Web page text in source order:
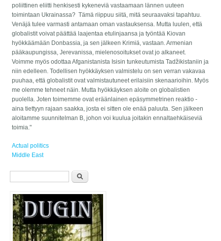
poliittinen eliitti henkisesti kykeneviä vastaamaan lännen uuteen
toimintaan Ukrainassa? Tämä riippuu siitä, mitä seuraavaksi tapahtuu.
Venäjä tulee varmasti antamaan oman vastauksensa. Mutta luulen, että
globalistit voivat päättää laajentaa etulinjaansa ja työntää Kiovan
hyökkäämään Donbassia, ja sen jälkeen Krimiä, vastaan. Armenian
pääkaupungissa, Jerevanissa, mielenosoitukset ovat jo alkaneet.
Voimme myös odottaa Afganistanista Isisin tunkeutumista Tadžikistaniin ja
niin edelleen. Todellisen hyökkäyksen valmistelu on sen verran vakavaa
puuhaa, että globalistit ovat valmistautuneet erilaisiin skenaarioihin. Myös
me olemme tehneet näin. Mutta hyökkäyksen aloite on globalistien
puolella. Joten toimemme ovat eräänlainen epäsymmetrinen reaktio -
aina tiettyyn rajaan saakka, josta ei sitten ole enää paluuta. Sen jälkeen
aloitamme suunnitelman B, johon voi kuulua joitakin ennaltaehkäiseviä
toimia."
Actual politics
Middle East
Hakulomake Etsi